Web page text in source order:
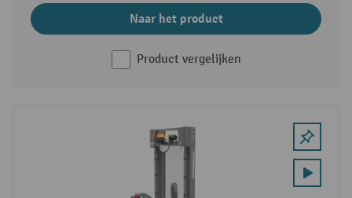
Naar het product
Product vergelijken